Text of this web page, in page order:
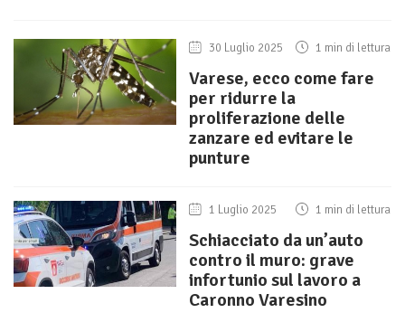
30 Luglio 2025 1 min di lettura
Varese, ecco come fare
per ridurre la
proliferazione delle
zanzare ed evitare le
punture
1 Luglio 2025 1 min di lettura
Schiacciato da un’auto
contro il muro: grave
infortunio sul lavoro a
Caronno Varesino